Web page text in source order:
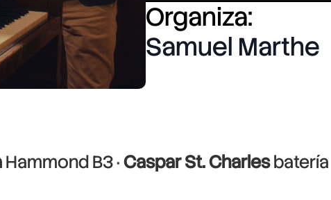
Organiza:
Samuel Marthe
Hammond B3 ·Caspar St. Charlesbatería